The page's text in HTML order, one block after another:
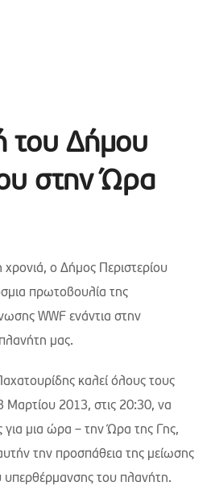
του Δήμου
στην Ώρα
χρονιά, ο Δήμος Περιστερίου
πρωτοβουλία της
WWF ενάντια στην
μας.
καλεί όλους τους
Μαρτίου 2013, στις 20:30, να
μια ώρα – την Ώρα της Γης,
την προσπάθεια της μείωσης
του πλανήτη.